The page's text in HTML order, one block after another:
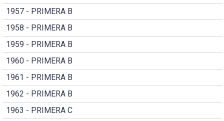
1957 - PRIMERA B
1958 - PRIMERA B
1959 - PRIMERA B
1960 - PRIMERA B
1961 - PRIMERA B
1962 - PRIMERA B
1963 - PRIMERA C